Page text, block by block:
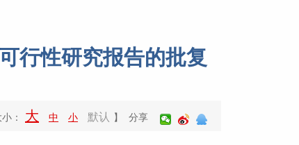
行性研究报告的批复
： 大 中 小 默认 】 分享